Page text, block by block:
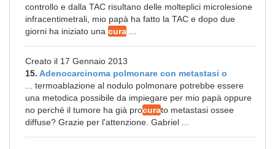
controllo e dalla TAC risultano delle molteplici microlesione
infracentimetrali, mio papà ha fatto la TAC e dopo due
giorni ha iniziato una cura
Creato il 17 Gennaio 2013
15. Adenocarcinoma polmonare con metastasi o
... termoablazione al nodulo polmonare potrebbe essere
una metodica possibile da impiegare per mio papà oppure
no perché il tumore ha già procurato metastasi ossee
diffuse? Grazie per l'attenzione. Gabriel ...